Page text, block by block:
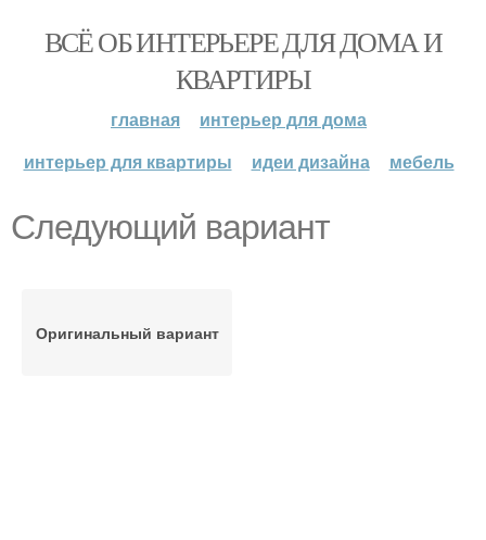
ВСЁ ОБ ИНТЕРЬЕРЕ ДЛЯ ДОМА И
КВАРТИРЫ
главная
интерьер для дома
интерьер для квартиры
идеи дизайна мебель
Следующий вариант
Оригинальный вариант